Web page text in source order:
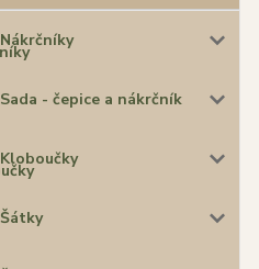
Nákrčníky
Sada - čepice a nákrčník
Kloboučky
Šátky